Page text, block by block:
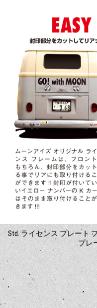
Std. ライセンス プレート
プレ